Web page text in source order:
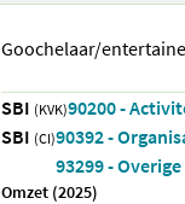
Goochelaar/
SBI (KVK)90200 -
SBI (CI)90392 -
93299 -
Omzet (2025)